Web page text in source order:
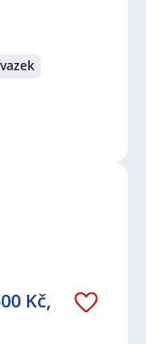
Kč,